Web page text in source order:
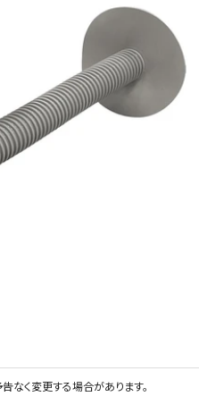
く変更する場合があります。